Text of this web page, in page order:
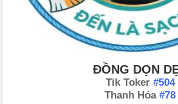
ĐỒNG DỌN
Tik Toker #504
Thanh Hóa #78